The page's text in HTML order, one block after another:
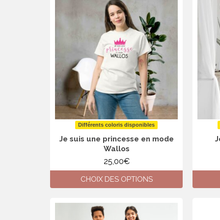
plusieurs
variations.
Les
options
peuvent
être
choisies
sur
page
du
produit
Différents coloris disponibles
Je suis une princesse en mode
Wallos
25,00€
CHOIX DES OPTIONS